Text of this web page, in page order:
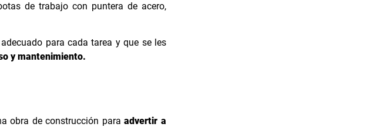
de trabajo con puntera de acero,
para cada tarea y que se les
y mantenimiento.
obra de construcción paraadvertir a